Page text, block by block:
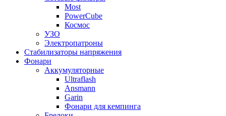
Most
PowerCube
Космос
УЗО
Электропатроны
Стабилизаторы напряжения
Фонари
Аккумуляторные
Ultraflash
Ansmann
Garin
Фонари для кемпинга